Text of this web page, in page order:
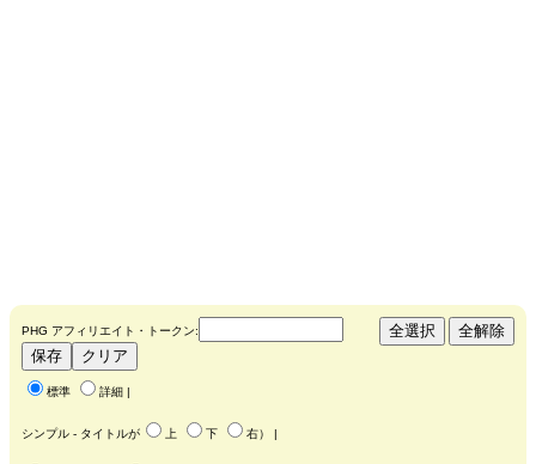
PHG アフィリエイト・トークン:
標準 詳細
シンプル - タイトルが 上 下 右） |